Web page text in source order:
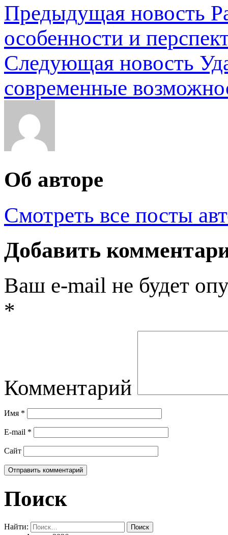
Предыдущая новость
особенности и
Следующая новость
современные
Об авторе
Смотреть все посты
Добавить
Ваш e-mail не будет
*
Комментарий
Имя *
E-mail *
Сайт
Поиск
Найти: